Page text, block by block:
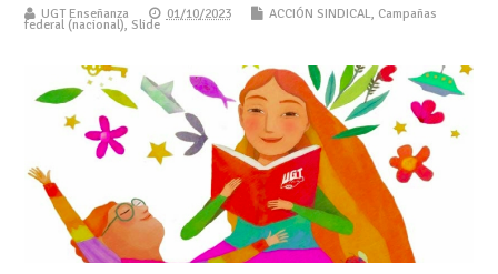
UGT Enseñanza 01/10/2023 ACCIÓN SINDICAL, Campañas
federal (nacional), Slide